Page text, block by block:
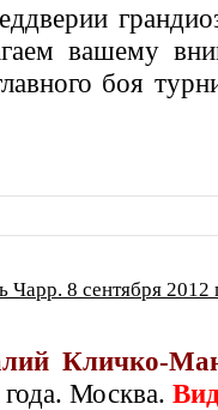
вашему
боя
Чарр. 8 сентября
Кличко-
Москва.